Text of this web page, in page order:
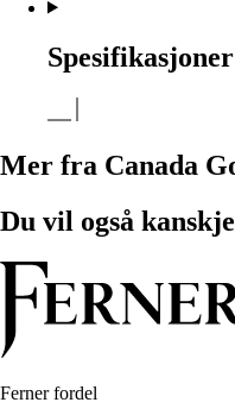
Spesifikasjoner
Mer fra Canada
Du vil også
Ferner fordel